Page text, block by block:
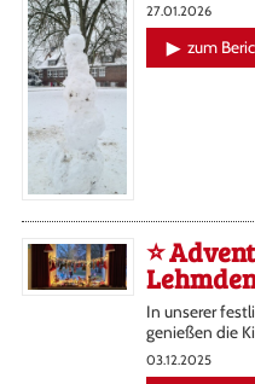
27.01.2026
zum
⭐️
In unserer
genießen die
03.12.2025